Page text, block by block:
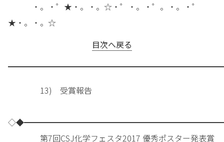
・。・゜★・。・。☆・゜・。・゜。・。・゜
★・。・。☆
目次へ戻る
13) 受賞報告
第7回CSJ化学フェスタ2017 優秀ポスター発表賞